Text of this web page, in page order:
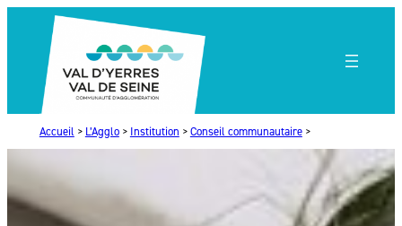
contenu
Accueil > L’Agglo> Institution > Conseil communautaire>